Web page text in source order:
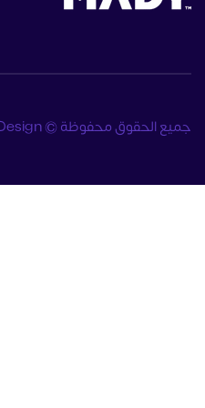
جميع الحقوق محفوظة © MadyDesign